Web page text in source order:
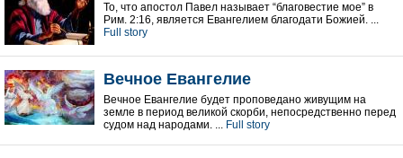
То, что апостол Павел называет “благовестие мое” в
Рим. 2:16, является Евангелием благодати Божией. ...
Full story
Вечное Евангелие
Вечное Евангелие будет проповедано живущим на
земле в период великой скорби, непосредственно перед
судом над народами. ... Full story